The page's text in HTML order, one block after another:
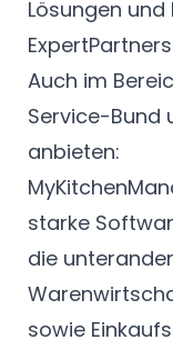
Lösungen
Auch im
Service-Bund
anbieten:
starke
die
sowie